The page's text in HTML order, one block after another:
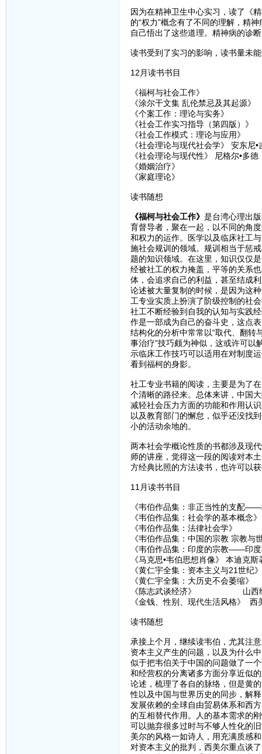
因为在精神卫生中心实习，读了《
的“权力”概念有了不同的理解，精
自己悟出了这些道理。精神病的诊
读书受到了实习的影响，读书量未
12月读书书目
《福柯与社会工作》
《涂尔干文集 乱伦禁忌及其起源》
《个案工作：理论与实务》
《社会工作实习指导（第四版）》
《社会工作模式：理论与应用》
《社会理论与现代社会学》 安东尼•
《社会理论与现代性》 尼格尔•多德
《婚姻治疗》
《家庭理论》
读书随想
《福柯与社会工作》 是台湾心理出
育督导者，聚在一起，以不同的角
和权力的运作。医学以及临床社工
施社会规训的领域。规训相当于惩
题的知识领域。在这里，知识仅仅
经被社工的权力掩盖，平等的关系
体，会追求自己的利益，甚至结成
论述被大量复制的时候，是因为这
工专业实质上扮演了阶级控制的社
社工不断经验到自我的认知与实践
作是一部成为自己的奋斗史，这点
结构化的分析中常常以“取代、翻转
事治疗”技巧颇为神似，这或许可以
示临床工作技巧可以适用在对制度
看到福柯的身影。
社工专业书籍的阅读，主要是为了
个清晰的路径来。总体来讲，中国
减轻社会压力方面的功能和作用认
以及教育部门的懈怠，似乎还没找
小的活动余地的。
两本社会学概论性质的书都涉及现
师的讲座，觉得这一段的阅读对本
方经典比照的方法读书，也许可以
11月读书书目
《韦伯作品集：非正当性的支配
《韦伯作品集：社会学的基本概念》
《韦伯作品集：法律社会学》
《韦伯作品集：中国的宗教 宗教与
《韦伯作品集：印度的宗教——印
《马克思•韦伯思想肖像》 本迪克
《黄仁宇全集：资本主义与21世
《黄仁宇全集：大历史不会萎缩
《陈志武谈经济》 山西经
《金钱、性别、现代生活风格》
读书随想
承接上个月，继续读韦伯，尤其注
资本主义产生的问题，以及为什么
似于把韦伯关于中国的问题做了一
和经营权的分离诸多方面分享近似
论述，梳理了各自的脉络，但是黄
性以及中国与世界历史的同步，解
发展依赖的全球自由贸易体系和西
的互相替代作用。人的基本需求的
可以抛弃很多过时与不够人性化的
美尔的风格一如诗人，用充满质感
对资本主义的批判，西美尔重点谈